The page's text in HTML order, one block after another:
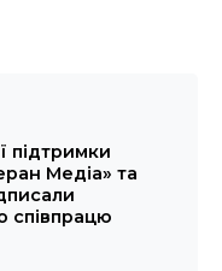
підтримки
Медіа» та
співпрацю